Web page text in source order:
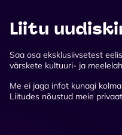
Liitu
Saa osa eksklusiivsetest
värskete kultuuri- ja
Me ei jaga infot kunagi
Liitudes nõustud meie